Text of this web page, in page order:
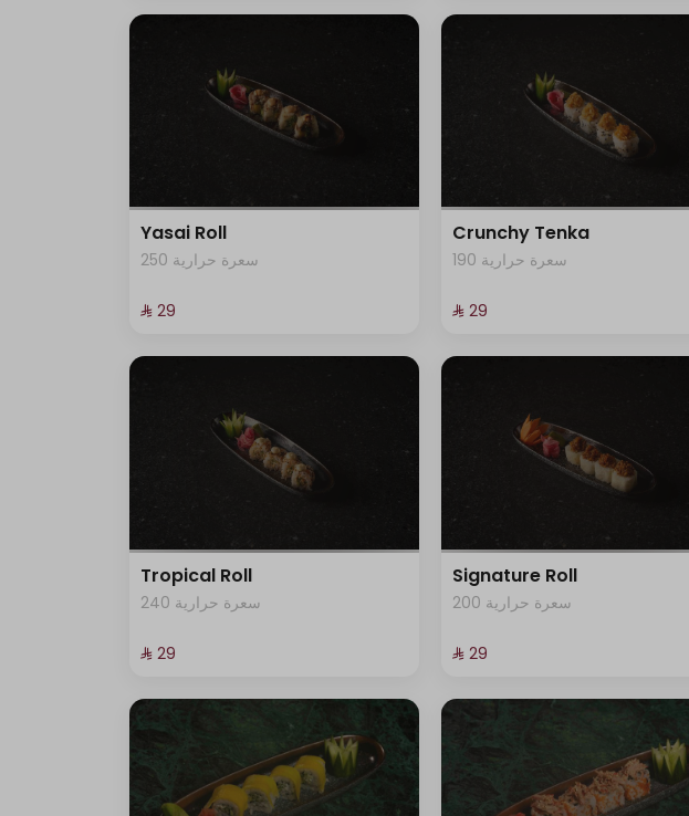
Yasai Roll
250 سعرة حرارية
⁨⁦‪‬ 29⁩
Crunchy Tenka
190 سعرة حرارية
⁨⁦‪‬ 29⁩
Tropical Roll
240 سعرة حرارية
⁨⁦‪‬ 29⁩
Signature Roll
200 سعرة حرارية
⁨⁦‪‬ 29⁩